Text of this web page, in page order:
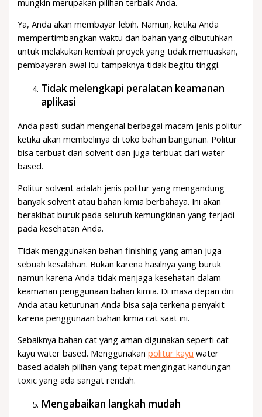
Ya, Anda akan membayar lebih. Namun, ketika Anda
mempertimbangkan waktu dan bahan yang dibutuhkan
untuk melakukan kembali proyek yang tidak memuaskan,
pembayaran awal itu tampaknya tidak begitu tinggi.
Tidak melengkapi peralatan keamanan
aplikasi
Anda pasti sudah mengenal berbagai macam jenis politur
ketika akan membelinya di toko bahan bangunan. Politur
bisa terbuat dari solvent dan juga terbuat dari water
based.
Politur solvent adalah jenis politur yang mengandung
banyak solvent atau bahan kimia berbahaya. Ini akan
berakibat buruk pada seluruh kemungkinan yang terjadi
pada kesehatan Anda.
Tidak menggunakan bahan finishing yang aman juga
sebuah kesalahan. Bukan karena hasilnya yang buruk
namun karena Anda tidak menjaga kesehatan dalam
keamanan penggunaan bahan kimia. Di masa depan diri
Anda atau keturunan Anda bisa saja terkena penyakit
karena penggunaan bahan kimia cat saat ini.
Sebaiknya bahan cat yang aman digunakan seperti cat
kayu water based. Menggunakanpolitur kayu water
based adalah pilihan yang tepat mengingat kandungan
toxic yang ada sangat rendah.
Mengabaikan langkah mudah